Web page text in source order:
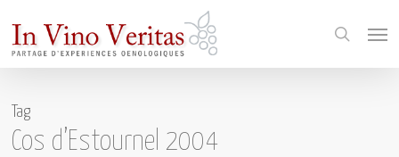
main
search
Tag
Cos d’Estournel 2004